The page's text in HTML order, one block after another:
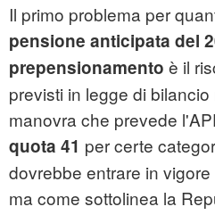
Il primo problema per
pensione anticipata del
prepensionamento è il
previsti in legge di
manovra che prevede
quota 41 per certe
dovrebbe entrare in
ma come sottolinea la